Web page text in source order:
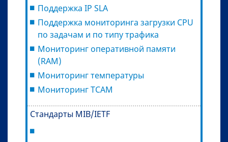
Поддержка IP SLA
Поддержка мониторинга загрузки CPU
по задачам и по типу трафика
Мониторинг оперативной памяти
(RAM)
Мониторинг температуры
Мониторинг TCAM
Стандарты MIB/IETF